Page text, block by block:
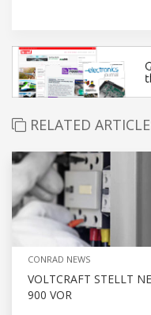
RELATED
CONRAD NEWS
VOLTCRAFT STELLT
900 VOR